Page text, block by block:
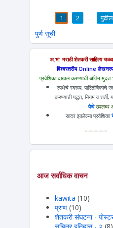
1 2 …
पुर्ण सूची
अ.भा. मराठी शेतकरी साहित्य
विश्वस्तरीय Online
प्रवेशिका दाखल करण्याची अंतिम मुदत :
स्पर्धेचे स्वरूप, पारितोषिकाचे
करण्याची पद्धत, नियम व शर्ती,
येथेउपलब्ध
सादर झालेल्या प्रवेशिका
=-=-=-=-=
आज सर्वाधिक वाचन
kawita (10)
प्राण (10)
शेतकरी संघटना -